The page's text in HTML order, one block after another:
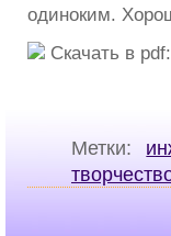
одиноким.
Скачать в
Метки: